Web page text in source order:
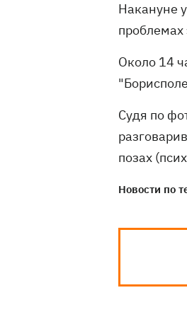
Накануне
Около 14
Судя по
позах
Новости по